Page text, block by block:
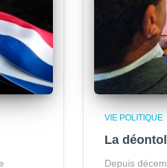
VIE POLITIQUE
La
Depuis